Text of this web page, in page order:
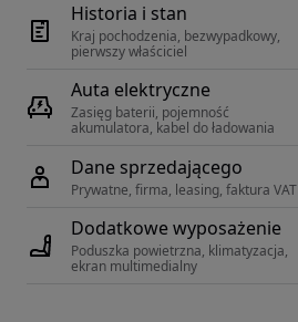
Historia i stan
Kraj pochodzenia, bezwypadkowy,
pierwszy właściciel
Auta elektryczne
Zasięg baterii, pojemność
akumulatora, kabel do ładowania
Dane sprzedającego
Prywatne, firma, leasing, faktura VAT
Dodatkowe wyposażenie
Poduszka powietrzna, klimatyzacja,
ekran multimedialny